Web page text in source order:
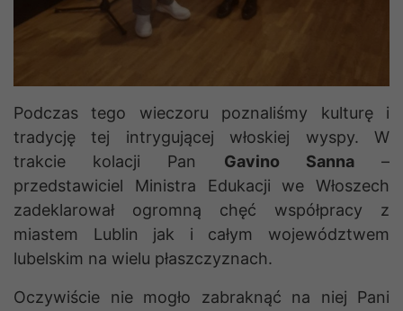
Podczas tego wieczoru poznaliśmy kulturę i
tradycję tej intrygującej włoskiej wyspy. W
trakcie kolacji Pan Gavino Sanna–
przedstawiciel Ministra Edukacji we Włoszech
zadeklarował ogromną chęć współpracy z
miastem Lublin jak i całym województwem
lubelskim na wielu płaszczyznach.
Oczywiście nie mogło zabraknąć na niej Pani